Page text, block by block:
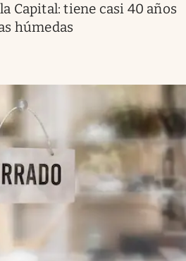
Capital: tiene casi 40 años
húmedas